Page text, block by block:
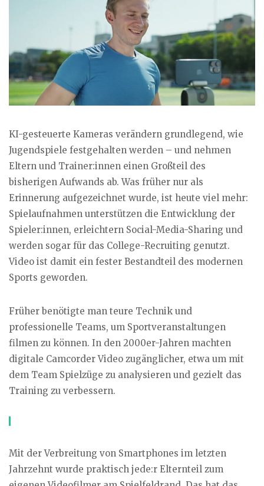
KI-gesteuerte Kameras verändern grundlegend, wie
Jugendspiele festgehalten werden – und nehmen
Eltern und Trainer:innen einen Großteil des
bisherigen Aufwands ab. Was früher nur als
Erinnerung aufgezeichnet wurde, ist heute viel mehr:
Spielaufnahmen unterstützen die Entwicklung der
Spieler:innen, erleichtern Social-Media-Sharing und
werden sogar für das College-Recruiting genutzt.
Video ist damit ein fester Bestandteil des modernen
Sports geworden.
Früher benötigte man teure Technik und
professionelle Teams, um Sportveranstaltungen
filmen zu können. In den 2000er-Jahren machten
digitale Camcorder Video zugänglicher, etwa um mit
dem Team Spielzüge zu analysieren und gezielt das
Training zu verbessern.
Mit der Verbreitung von Smartphones im letzten
Jahrzehnt wurde praktisch jede:r Elternteil zum